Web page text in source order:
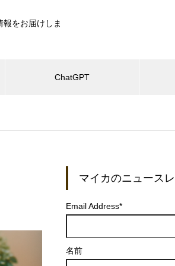
をお届けしま
ChatGPT
マイカのニュース
Email Address*
名前